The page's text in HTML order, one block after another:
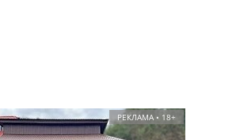
РЕКЛАМА • 18+